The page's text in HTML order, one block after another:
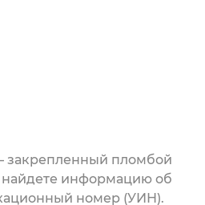
закрепленный пломбой
информацию об
номер (УИН).